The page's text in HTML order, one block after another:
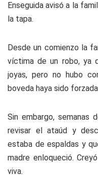
Enseguida avisó a la
la tapa.
Desde un comienzo la
víctima de un robo, ya
joyas, pero no hubo
boveda haya sido
Sin embargo, semanas
revisar el ataúd y
estaba de espaldas y
madre enloqueció.
viva.